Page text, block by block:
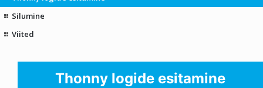
Silumine
Viited
Thonny logide esitamine